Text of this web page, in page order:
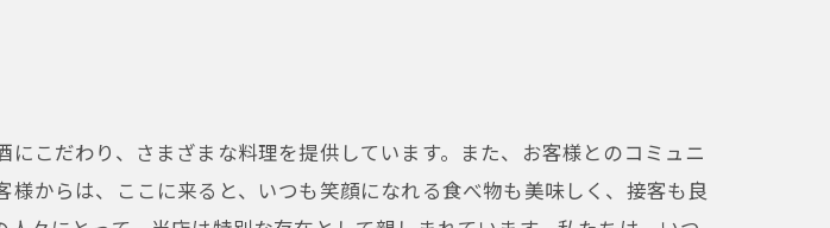
こだわり、さまざまな料理を提供しています。また、お客様とのコミュニ
からは、ここに来ると、いつも笑顔になれる食べ物も美味しく、接客も良